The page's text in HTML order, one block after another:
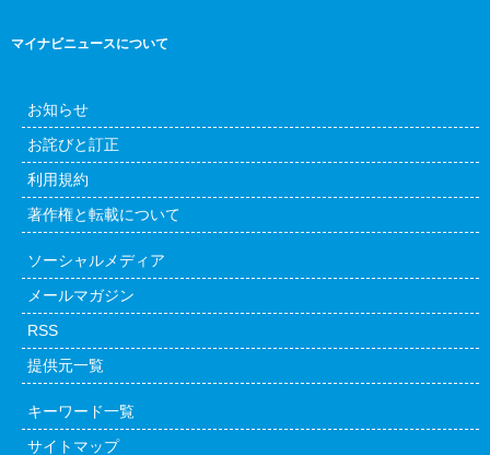
マイナビニュースについて
お知らせ
お詫びと訂正
利用規約
著作権と転載について
ソーシャルメディア
メールマガジン
RSS
提供元一覧
キーワード一覧
サイトマップ